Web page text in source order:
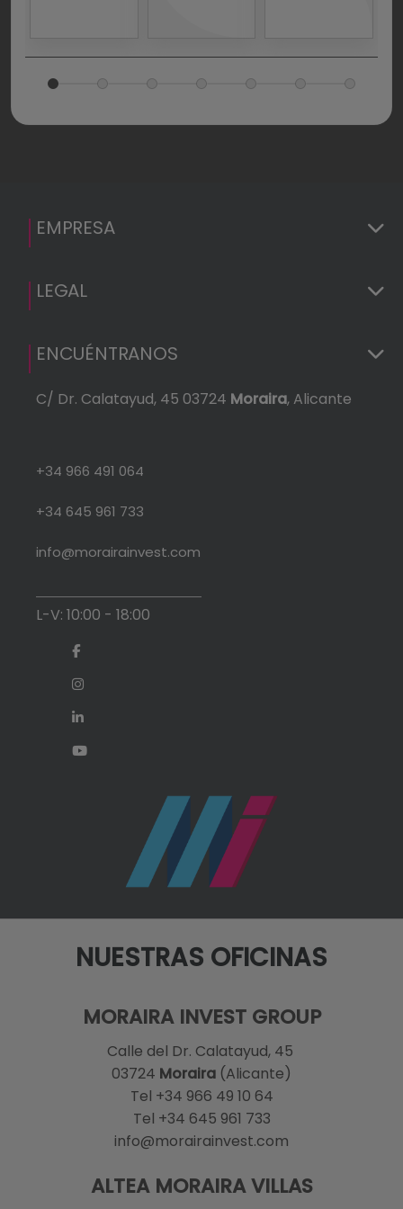
EMPRESA
LEGAL
ENCUÉNTRANOS
C/ Dr. Calatayud, 45 03724 Moraira, Alicante
+34 966 491 064
+34 645 961 733
info@morairainvest.com
L-V: 10:00 - 18:00
NUESTRAS OFICINAS
MORAIRA INVEST GROUP
Calle del Dr. Calatayud, 45
03724 Moraira (Alicante)
Tel +34 966 49 10 64
Tel +34 645 961 733
info@morairainvest.com
ALTEA MORAIRA VILLAS